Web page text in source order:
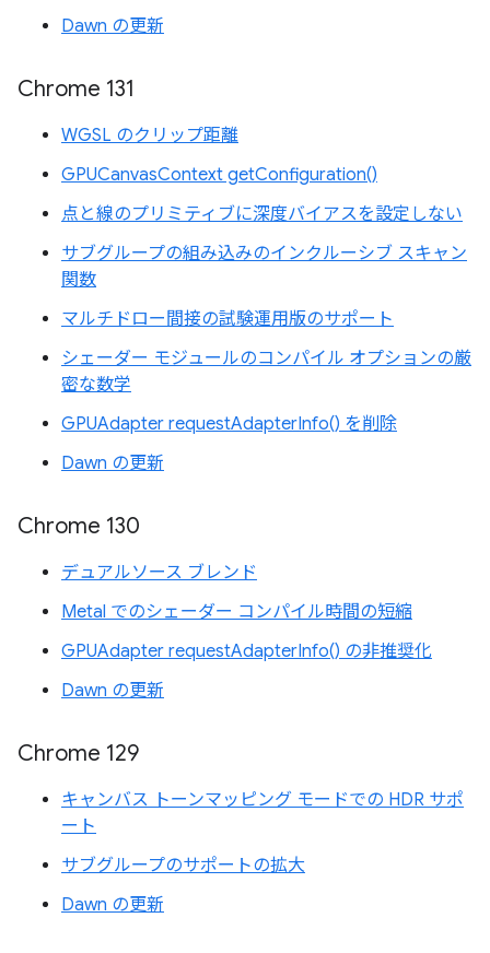
Dawn の更新
Chrome 131
WGSL のクリップ距離
GPUCanvasContext getConfiguration()
点と線のプリミティブに深度バイアスを設定しない
サブグループの組み込みのインクルーシブ スキャン
関数
マルチドロー間接の試験運用版のサポート
シェーダー モジュールのコンパイル オプションの厳
密な数学
GPUAdapter requestAdapterInfo() を削除
Dawn の更新
Chrome 130
デュアルソース ブレンド
Metal でのシェーダー コンパイル時間の短縮
GPUAdapter requestAdapterInfo() の非推奨化
Dawn の更新
Chrome 129
キャンバス トーンマッピング モードでの HDR サポ
ート
サブグループのサポートの拡大
Dawn の更新